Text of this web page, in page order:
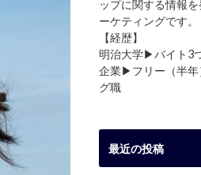
ップに関する情報
ーケティングです。
【経歴】
明治大学▶︎バイト3
企業▶︎フリー（半
グ職
最近の投稿